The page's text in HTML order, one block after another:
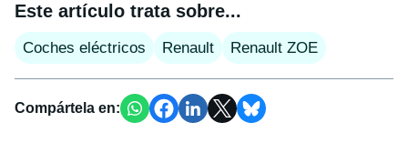
Este artículo trata sobre...
Coches eléctricos Renault Renault ZOE
Compártela en: